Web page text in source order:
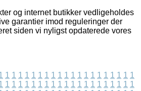
og internet butikker vedligeholdes
garantier imod reguleringer der
siden vi nyligst opdaterede vores
1 1 1 1 1 1 1 1 1 1 1 1 1 1 1 1 1 1 1 1
1 1 1 1 1 1 1 1 1 1 1 1 1 1 1 1 1 1 1 1